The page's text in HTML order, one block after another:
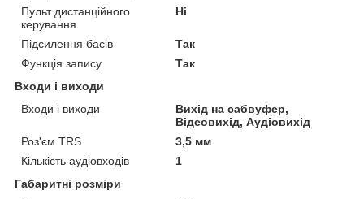
Пульт дистанційного
керування
Ні
Підсилення басів
Так
Функція запису
Так
Входи і виходи
Входи і виходи
Вихід на сабвуфер,
Відеовихід, Аудіовихід
Роз'єм TRS
3,5 мм
Кількість аудіовходів
1
Габаритні розміри